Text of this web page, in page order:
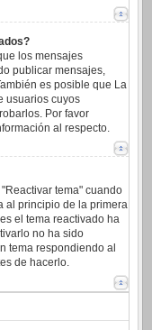
los mensajes
publicar mensajes,
es posible que La
usuarios cuyos
Por favor
al respecto.
tema" cuando
al principio de la primera
el tema reactivado ha
no ha sido
tema respondiendo al
de hacerlo.